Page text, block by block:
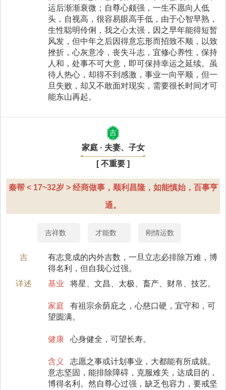
运后渐渐衰微；自尊心颇强，一生不愿向人低
头，自视高，很容易眼高手低，由于心智早熟，
生性聪明伶俐，我之心太强，因之早年能得短暂
风发，但中年之后因得意忘形而招致不顺，以致
挫折，心灰意冷，丧失斗志，宜修心养性，保持
人和，处事不可大意，即可保持幸运之延续。虽
待人热心，却得不到感激，事业一向平顺，但一
旦失败，却又不敢面对现实，需要很长时间才可
能东山再起。
吉
家庭 · 夫妻、子女
[ 不重要 ]
秦帮 < 17~32岁 > 经商做事，顺利昌隆，如能慎始，百事亨
通。
吉祥数 才能数 刚情运数
吉
有志竟成的内外吉数，一旦立志必排除万难，博
得名利，但自我心过强。
详述
基业 将星、文昌、太极、畜产、财帛、技艺。
家庭
有祖宗余荫庇之，心慈口硬，宜守和，可
望圆满。
健康 心身健全，可望长寿。
含义
志愿之事或计划事业，大都能有所成就。
意志坚固，能排除障碍，克服难关，达成目的，
博得名利。然自尊心过强，缺乏包容力，要戒坚